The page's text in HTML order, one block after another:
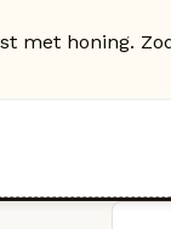
met honing.